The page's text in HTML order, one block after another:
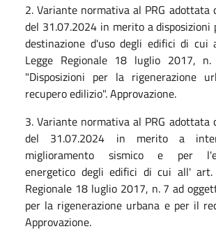
2. Variante normativa al PRG adottata
del 31.07.2024 in merito a disposizioni
destinazione d'uso degli edifici di
Legge Regionale 18 luglio 2017,
"Disposizioni per la rigenerazione
recupero edilizio". Approvazione.
3. Variante normativa al PRG adottata
del 31.07.2024 in merito a
miglioramento sismico e per
energetico degli edifici di cui all'
Regionale 18 luglio 2017, n. 7 ad
per la rigenerazione urbana e per il
Approvazione.